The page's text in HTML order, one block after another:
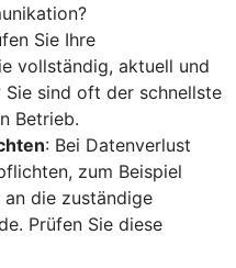
Sie Ihre
vollständig, aktuell und
sind oft der schnellste
Betrieb.
: Bei Datenverlust
zum Beispiel
die zuständige
Prüfen Sie diese